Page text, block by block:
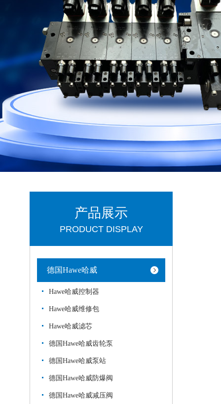
产品展示
PRODUCT DISPLAY
德国Hawe哈威
Hawe哈威控制器
Hawe哈威维修包
Hawe哈威滤芯
德国Hawe哈威齿轮泵
德国Hawe哈威泵站
德国Hawe哈威防爆阀
德国Hawe哈威减压阀